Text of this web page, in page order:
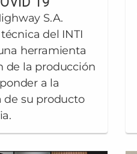
S.A.
del INTI
herramienta
de la producción
a la
su producto